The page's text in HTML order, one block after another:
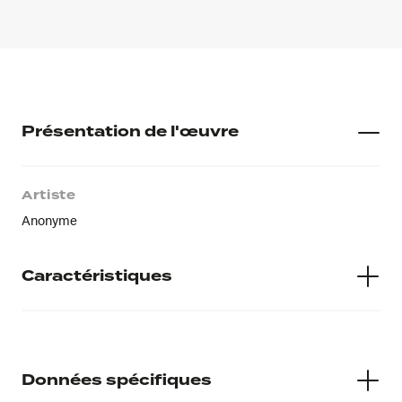
Présentation de l'œuvre
Artiste
Anonyme
Caractéristiques
Données spécifiques